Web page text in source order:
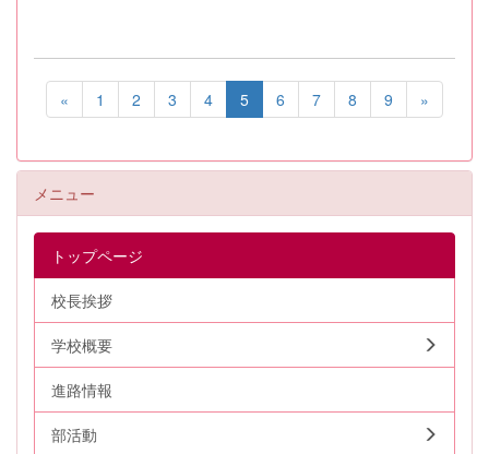
« 1 2 3 4 5 6 7 8 9 »
メニュー
トップページ
校長挨拶
学校概要
進路情報
部活動